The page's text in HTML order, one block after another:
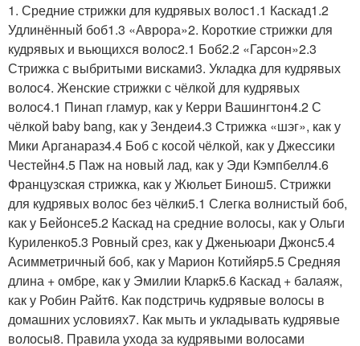
1. Средние стрижки для кудрявых волос1.1 Каскад1.2
Удлинённый боб1.3 «Аврора»2. Короткие стрижки для
кудрявых и вьющихся волос2.1 Боб2.2 «Гарсон»2.3
Стрижка с выбритыми висками3. Укладка для кудрявых
волос4. Женские стрижки с чёлкой для кудрявых
волос4.1 Пинап гламур, как у Керри Вашингтон4.2 С
чёлкой baby bang, как у Зендеи4.3 Стрижка «шэг», как у
Мики Арганараз4.4 Боб с косой чёлкой, как у Джессики
Честейн4.5 Паж на новый лад, как у Эди Кэмпбелл4.6
Французская стрижка, как у Жюльет Бинош5. Стрижки
для кудрявых волос без чёлки5.1 Слегка волнистый боб,
как у Бейонсе5.2 Каскад на средние волосы, как у Ольги
Куриленко5.3 Ровный срез, как у Дженьюари Джонс5.4
Асимметричный боб, как у Марион Котийяр5.5 Средняя
длина + омбре, как у Эмилии Кларк5.6 Каскад + балаяж,
как у Робин Райт6. Как подстричь кудрявые волосы в
домашних условиях7. Как мыть и укладывать кудрявые
волосы8. Правила ухода за кудрявыми волосами